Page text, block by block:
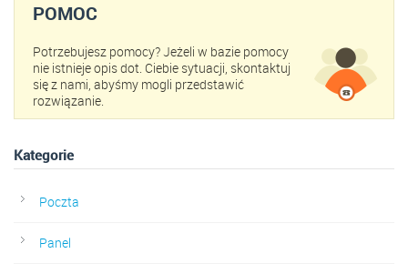
POMOC
Potrzebujesz pomocy? Jeżeli w bazie pomocy
nie istnieje opis dot. Ciebie sytuacji, skontaktuj
się z nami, abyśmy mogli przedstawić
rozwiązanie.
Kategorie
Poczta
Panel